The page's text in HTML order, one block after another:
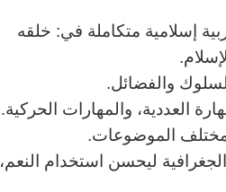
إسلامية متكاملة في: خلقه
والفضائل.
العددية، والمهارات الحركية.
مختلف الموضوعات.
ليحسن استخدام النعم،